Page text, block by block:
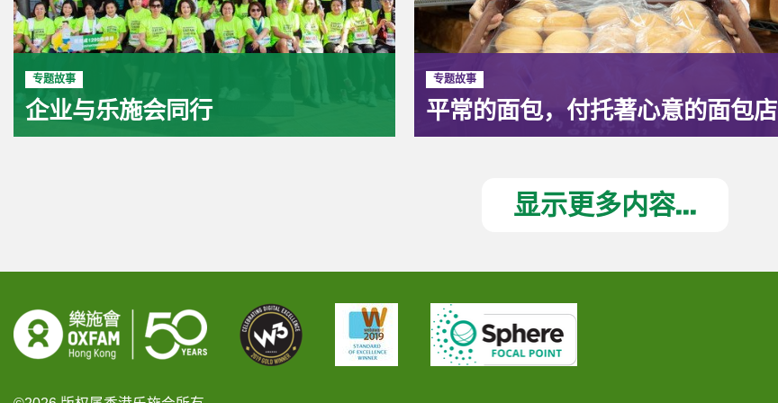
专题故事
企业与乐施会同行
专题故事
平常的面包，付托著心意的面包店
显示更多内容...